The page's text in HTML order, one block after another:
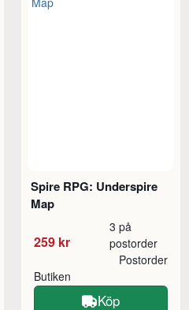
Spire RPG: Underspire
Map
259 kr
3 på
postorder
Butiken
Postorder
Köp